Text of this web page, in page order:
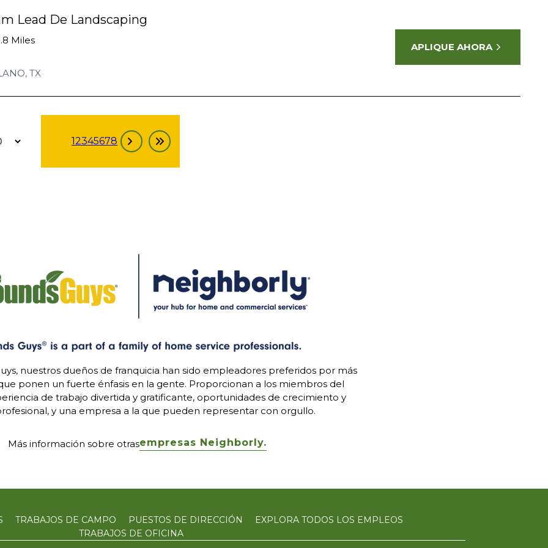
Lead De Landscaping
Miles
TX
APLIQUE AHORA
12345678
nuestros dueños de franquicia han sido empleadores preferidos por más
ponen un fuerte énfasis en la gente. Proporcionan a los miembros del
de trabajo divertida y gratificante, oportunidades de crecimiento y
y una empresa a la que pueden representar con orgullo.
Más información sobre otrasempresas Neighborly.
TRABAJOS DE CAMPO PUESTOS DE DIRECCIÓN
EXPLORA TODOS LOS EMPLEOS
TRABAJOS DE OFICINA